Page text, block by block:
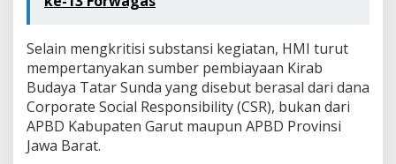
Selain mengkritisi substansi kegiatan, HMI turut
mempertanyakan sumber pembiayaan Kirab
Budaya Tatar Sunda yang disebut berasal dari dana
Corporate Social Responsibility (CSR), bukan dari
APBD Kabupaten Garut maupun APBD Provinsi
Jawa Barat.